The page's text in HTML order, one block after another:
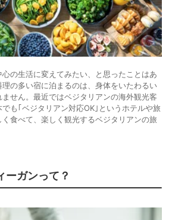
の生活に変えてみたい、と思ったことはあ
の多い宿に泊まるのは、身体をいたわるい
せん。最近ではベジタリアンの海外観光客
も｢ベジタリアン対応OK｣というホテルや旅
食べて、楽しく観光するベジタリアンの旅
ーガンって？